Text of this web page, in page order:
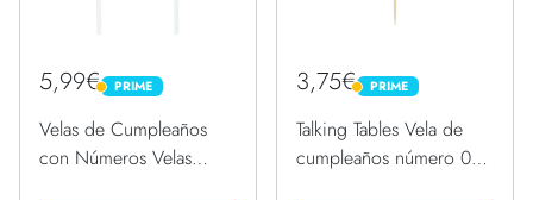
5,99€ PRIME
PRIME
Velas de Cumpleaños
con Números Velas
3,75€ PRIME
PRIME
Talking Tables Vela de
cumpleaños número 0